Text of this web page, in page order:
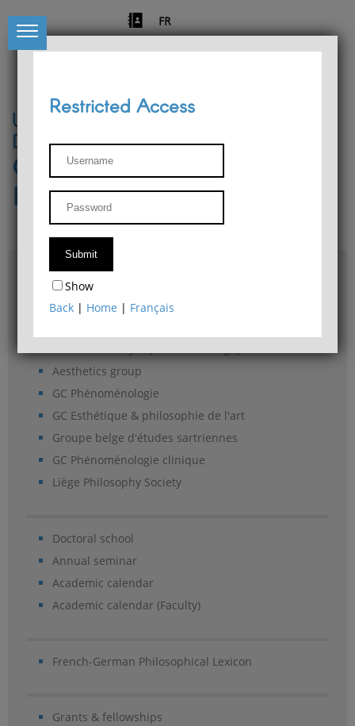
FR
University of Liège
Départment of Philosophy
Center for Phenomenological
Research
Access & maps
Philosophy Department Library
Aesthetics group
GC Phénoménologie
GC Esthétique & philosophie de l'art
Groupe belge d'études sartriennes
GC Phénoménologie clinique
Liège Philosophy Society
Doctoral school
Annual seminar
Academic calendar
Academic calendar (Faculty)
French-German Philosophical Lexicon
Grants & fellowships
Restricted Access
Show
Back | Home | Français